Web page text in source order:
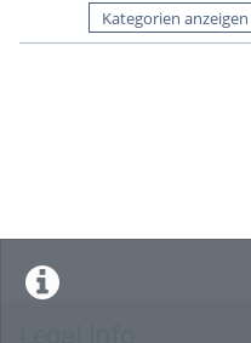
Kategorien anzeigen